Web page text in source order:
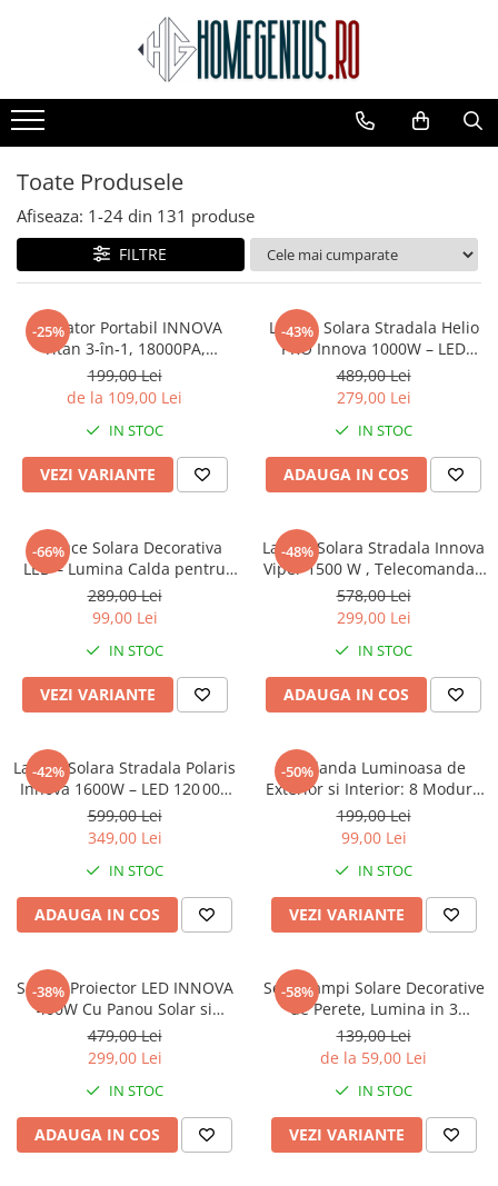
CAMERE SUPRAVEGHERE
Camere IP WIFI Interior
Camere IP WIFI Exterior
Camere Supraveghere Solare
Lampi Solare Stradale
Lampi Solare Decorative
CASA SI GRADINA
Decoratiuni Solare Gradina
Veioze si Lampi
Produse Pentru Casa
Scule Si Accesorii
sanatate si ingrijire
Toate Produsele
Afiseaza: 1-24 din 131 produse
FILTRE
-25%
Aspirator Portabil INNOVA
Titan 3‑în‑1, 18000PA,
Reîncărcabil, Suflare &
Absorbție, Ideal Casă, Mașină,
199,00 Lei
de la 109,00 Lei
IN STOC
VEZI VARIANTE
-43%
Lampa Solara Stradala Helio
PRO Innova 1000W – LED
80 000 lm, Senzor Miscare,
Senzor Lumina IP66,
Prindere + Cadou Surpriza
489,00 Lei
279,00 Lei
IN STOC
ADAUGA IN COS
-66%
✝️ Cruce Solara Decorativa
LED – Lumina Calda pentru
Comemorare si Liniste
289,00 Lei
99,00 Lei
IN STOC
VEZI VARIANTE
-48%
Lampa Solara Stradala Innova
Viper 1500 W , Telecomanda ,
IP67 , Senzor de Miscare ,
Senzor de Lumina
578,00 Lei
299,00 Lei
IN STOC
ADAUGA IN COS
-42%
Lampa Solara Stradala Polaris
Innova 1600W – LED 120 000
lm, Senzor Lumina/Miscare si
Telecomanda, IP66 & Suport
599,00 Lei
349,00 Lei
IN STOC
ADAUGA IN COS
-50%
Ghirlanda Luminoasa de
Exterior si Interior: 8 Moduri,
Interconectabila (Variante
220V / Panou Solar) 10m |
199,00 Lei
99,00 Lei
IN STOC
VEZI VARIANTE
-38%
Set 2 x Proiector LED INNOVA
400W Cu Panou Solar si
telecomanda, IP66 + Cadou
Surpriza
479,00 Lei
299,00 Lei
IN STOC
ADAUGA IN COS
-58%
Set 2 Lampi Solare Decorative
de Perete, Lumina in 3
Directii, Mullticolor/Alb
rece/Alb Cald
139,00 Lei
de la 59,00 Lei
IN STOC
VEZI VARIANTE